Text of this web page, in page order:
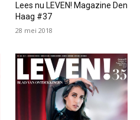
Lees nu LEVEN! Magazine Den
Haag #37
28 mei 2018